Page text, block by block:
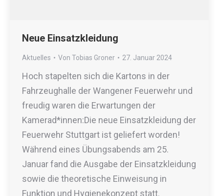
Neue Einsatzkleidung
Aktuelles Von Tobias Groner 27. Januar 2024
Hoch stapelten sich die Kartons in der
Fahrzeughalle der Wangener Feuerwehr und
freudig waren die Erwartungen der
Kamerad*innen:Die neue Einsatzkleidung der
Feuerwehr Stuttgart ist geliefert worden!
Während eines Übungsabends am 25.
Januar fand die Ausgabe der Einsatzkleidung
sowie die theoretische Einweisung in
Funktion und Hygienekonzept statt.